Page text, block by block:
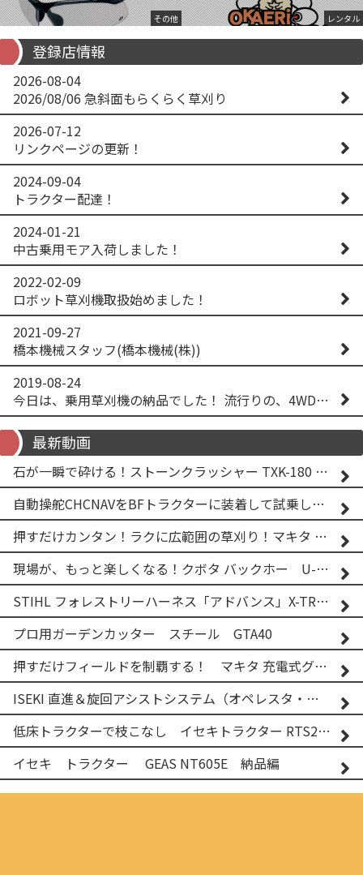
その他 レンタル
登録店情報
2026-08-04
2026/08/06 急斜面もらくらく草刈り
2026-07-12
リンクページの更新！
2024-09-04
トラクター配達！
2024-01-21
中古乗用モア入荷しました！
2022-02-09
ロボット草刈機取扱始めました！
2021-09-27
橋本機械スタッフ(橋本機械(株))
2019-08-24
今日は、乗用草刈機の納品でした！ 流行りの、4WD！ #イセキアグリ #オーレック #四駆 #増税間近
最新動画
石が一瞬で砕ける！ストーンクラッシャー TXK-180 実演
自動操舵CHCNAVをBFトラクターに装着して試乗してみた！！ CHCNAV NX610
押すだけカンタン！ラクに広範囲の草刈り！マキタ バッテリー式草刈り機 MUG001G 2
現場が、もっと楽しくなる！クボタ バックホー U-25-3A
STIHL フォレストリーハーネス「アドバンス」X-TREEm
プロ用ガーデンカッター スチール GTA40
押すだけフィールドを制覇する！ マキタ 充電式グランドトリマー MUG001G
ISEKI 直進＆旋回アシストシステム（オペレスタ・ターン）搭載 イセキ 乗用田植機 PRJ8D-ZJL
低床トラクターで枝こなし イセキトラクター RTS205NS & フレールモア FNC1202F
イセキ トラクター GEAS NT605E 納品編